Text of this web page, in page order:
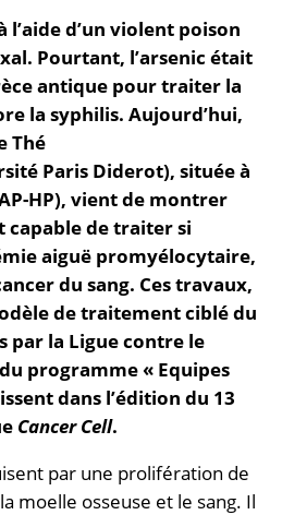
l’aide d’un violent poison
Pourtant, l’arsenic était
antique pour traiter la
la syphilis. Aujourd’hui,
Thé
Paris Diderot), située à
HP), vient de montrer
capable de traiter si
aiguë promyélocytaire,
du sang. Ces travaux,
de traitement ciblé du
par la Ligue contre le
programme « Equipes
dans l’édition du 13
Cancer Cell.
par une prolifération de
moelle osseuse et le sang. Il